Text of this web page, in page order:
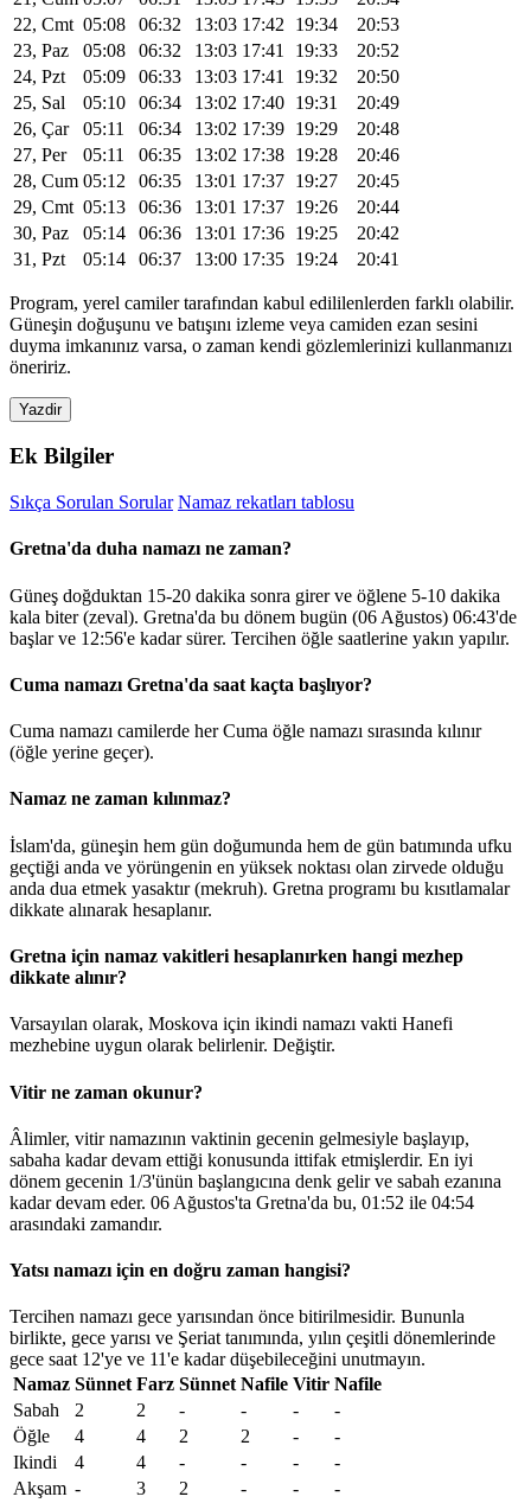
22, Cmt 05:08 06:32 13:03 17:42 19:34
20:53
23, Paz
05:08 06:32 13:03 17:41 19:33
20:52
24, Pzt
05:09 06:33 13:03 17:41 19:32
20:50
25, Sal
05:10 06:34 13:02 17:40 19:31
20:49
26, Çar
05:11 06:34 13:02 17:39 19:29
20:48
27, Per
05:11 06:35 13:02 17:38 19:28
20:46
28, Cum 05:12 06:35 13:01 17:37 19:27
20:45
29, Cmt 05:13 06:36 13:01 17:37 19:26
20:44
30, Paz
05:14 06:36 13:01 17:36 19:25
20:42
31, Pzt
05:14 06:37 13:00 17:35 19:24 20:41
Program, yerel camiler tarafından kabul edililenlerden farklı olabilir.
Güneşin doğuşunu ve batışını izleme veya camiden ezan sesini
duyma imkanınız varsa, o zaman kendi gözlemlerinizi kullanmanızı
öneririz.
Yazdir
Ek Bilgiler
Sıkça Sorulan Sorular Namaz rekatları tablosu
Gretna'da duha namazı ne zaman?
Güneş doğduktan 15-20 dakika sonra girer ve öğlene 5-10 dakika
kala biter (zeval). Gretna'da bu dönem bugün (06 Ağustos) 06:43'de
başlar ve 12:56'e kadar sürer. Tercihen öğle saatlerine yakın yapılır.
Cuma namazı Gretna'da saat kaçta başlıyor?
Cuma namazı camilerde her Cuma öğle namazı sırasında kılınır
(öğle yerine geçer).
Namaz ne zaman kılınmaz?
İslam'da, güneşin hem gün doğumunda hem de gün batımında ufku
geçtiği anda ve yörüngenin en yüksek noktası olan zirvede olduğu
anda dua etmek yasaktır (mekruh). Gretna programı bu kısıtlamalar
dikkate alınarak hesaplanır.
Gretna için namaz vakitleri hesaplanırken hangi mezhep
dikkate alınır?
Varsayılan olarak, Moskova için ikindi namazı vakti Hanefi
mezhebine uygun olarak belirlenir. Değiştir.
Vitir ne zaman okunur?
Âlimler, vitir namazının vaktinin gecenin gelmesiyle başlayıp,
sabaha kadar devam ettiği konusunda ittifak etmişlerdir. En iyi
dönem gecenin 1/3'ünün başlangıcına denk gelir ve sabah ezanına
kadar devam eder. 06 Ağustos'ta Gretna'da bu, 01:52 ile 04:54
arasındaki zamandır.
Yatsı namazı için en doğru zaman hangisi?
Tercihen namazı gece yarısından önce bitirilmesidir. Bununla
birlikte, gece yarısı ve Şeriat tanımında, yılın çeşitli dönemlerinde
gece saat 12'ye ve 11'e kadar düşebileceğini unutmayın.
Namaz Sünnet Farz Sünnet Nafile Vitir Nafile
Sabah
2 2 - - -
-
Öğle
4 4 2 2 -
-
Ikindi
4 4 - - -
-
Akşam - 3 2 - -
-